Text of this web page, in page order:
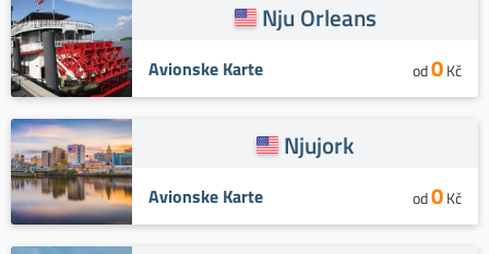
Nju Orleans
Avionske Karte od0Kč
Njujork
Avionske Karte od0Kč